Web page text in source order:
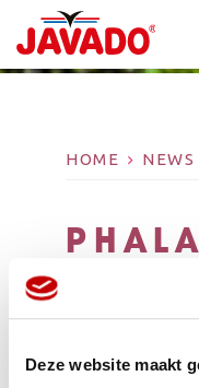
Deze website maakt
HOME NEWS